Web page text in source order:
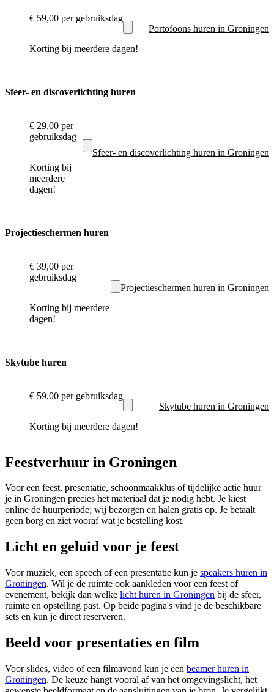
€ 59,00 per gebruiksdag
Korting bij meerdere dagen!
Portofoons huren in Groningen
Sfeer- en discoverlichting huren
€ 29,00 per
gebruiksdag
Korting bij
meerdere
dagen!
Sfeer- en discoverlichting huren in Groningen
Projectieschermen huren
€ 39,00 per
gebruiksdag
Korting bij meerdere
dagen!
Projectieschermen huren in Groningen
Skytube huren
€ 59,00 per gebruiksdag
Korting bij meerdere dagen!
Skytube huren in Groningen
Feestverhuur in Groningen
Voor een feest, presentatie, schoonmaakklus of tijdelijke actie huur
je in Groningen precies het materiaal dat je nodig hebt. Je kiest
online de huurperiode; wij bezorgen en halen gratis op. Je betaalt
geen borg en ziet vooraf wat je bestelling kost.
Licht en geluid voor je feest
Voor muziek, een speech of een presentatie kun je speakers huren in
Groningen. Wil je de ruimte ook aankleden voor een feest of
evenement, bekijk dan welke licht huren in Groningen bij de sfeer,
ruimte en opstelling past. Op beide pagina's vind je de beschikbare
sets en kun je direct reserveren.
Beeld voor presentaties en film
Voor slides, video of een filmavond kun je een beamer huren in
Groningen. De keuze hangt vooral af van het omgevingslicht, het